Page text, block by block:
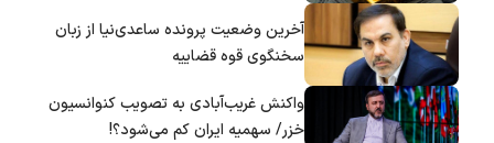
آخرین وضعیت پرونده ساعدی‌نیا از زبان
سخنگوی قوه قضاییه
واکنش غریب‌آبادی به تصویب کنوانسیون
خزر/ سهمیه ایران کم می‌شود؟!